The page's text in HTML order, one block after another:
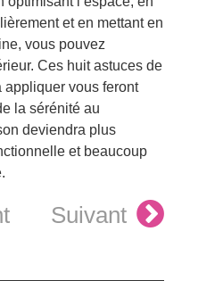
et en mettant en
vous pouvez
Ces huit astuces de
appliquer vous feront
la sérénité au
deviendra plus
et beaucoup
Suivant